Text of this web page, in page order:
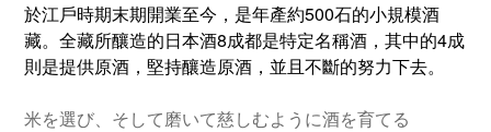
於江戶時期末期開業至今，是年產約500石的小規模酒
藏。全藏所釀造的日本酒8成都是特定名稱酒，其中的4成
則是提供原酒，堅持釀造原酒，並且不斷的努力下去。
米を選び、そして磨いて慈しむように酒を育てる